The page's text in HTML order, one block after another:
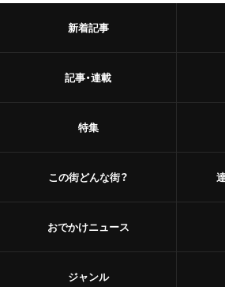
新着記事
記事・連載
特集
この街どんな街？
おでかけニュース
ジャンル